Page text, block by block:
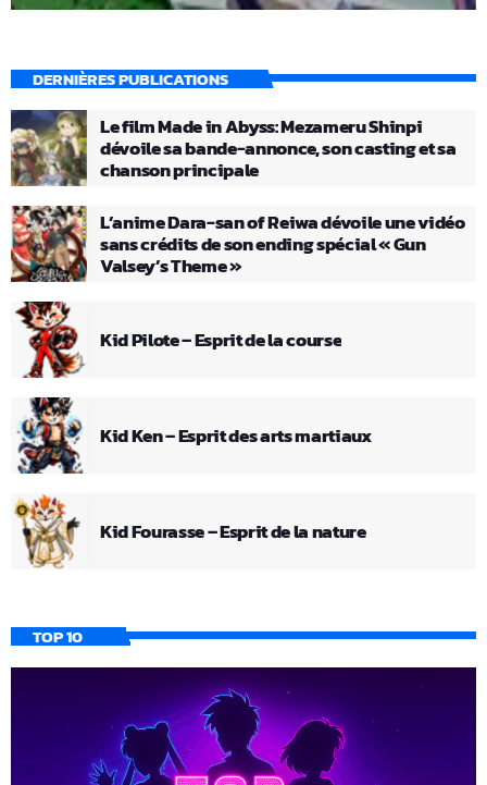
DERNIÈRES PUBLICATIONS
Le film Made in Abyss: Mezameru Shinpi
dévoile sa bande-annonce, son casting et sa
chanson principale
L’anime Dara-san of Reiwa dévoile une vidéo
sans crédits de son ending spécial « Gun
Valsey’s Theme »
Kid Pilote – Esprit de la course
Kid Ken – Esprit des arts martiaux
Kid Fourasse – Esprit de la nature
TOP 10